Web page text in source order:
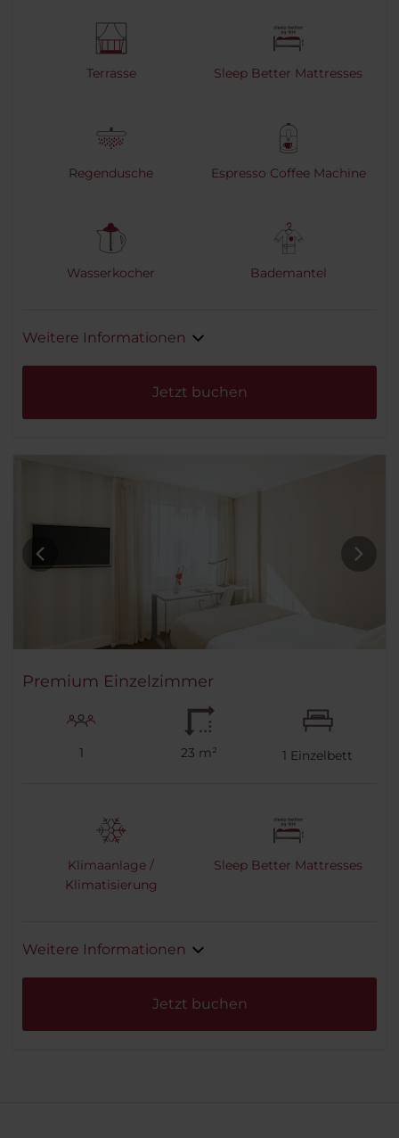
Terrasse Sleep Better Mattresses
Regendusche Espresso Coffee Machine
Wasserkocher Bademantel
Weitere Informationen
Jetzt buchen
Premium Einzelzimmer
1 23 m² 1 Einzelbett
Klimaanlage /
Klimatisierung
Sleep Better Mattresses
Weitere Informationen
Jetzt buchen